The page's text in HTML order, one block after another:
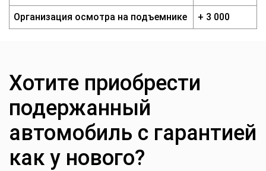
Организация осмотра на подъемнике + 3 000
Хотите приобрести
подержанный
автомобиль с гарантией
как у нового?